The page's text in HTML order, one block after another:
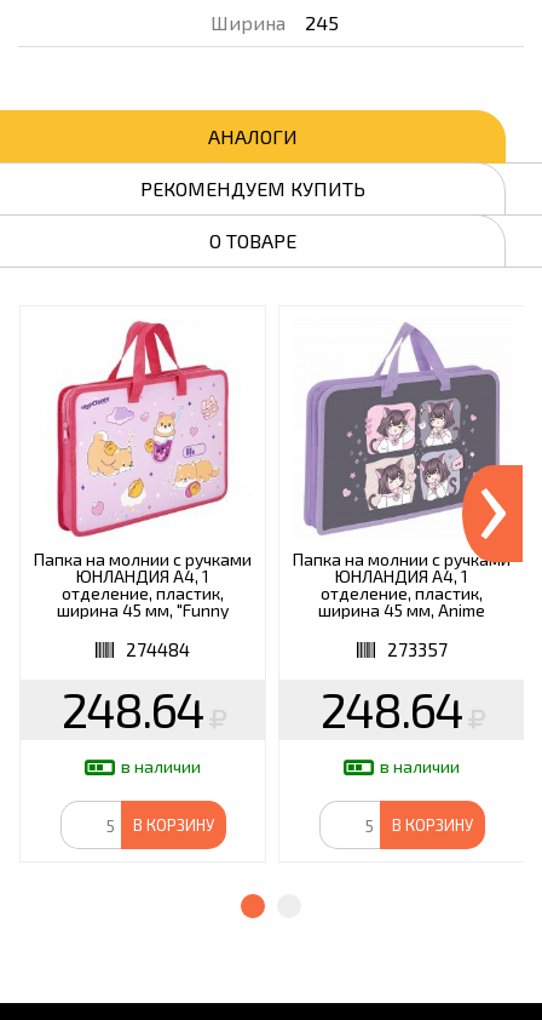
Ширина 245
АНАЛОГИ
РЕКОМЕНДУЕМ КУПИТЬ
О ТОВАРЕ
Папка на молнии с ручками
ЮНЛАНДИЯ А4, 1
отделение, пластик,
ширина 45 мм, "Funny
274484
248.64
в наличии
В КОРЗИНУ
Папка на молнии с ручками
ЮНЛАНДИЯ А4, 1
отделение, пластик,
ширина 45 мм, Anime
273357
248.64
в наличии
В КОРЗИНУ
›